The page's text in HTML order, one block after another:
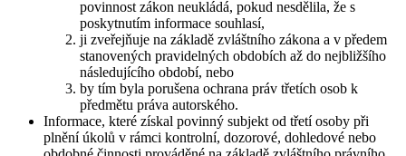
povinnost zákon neukládá, pokud nesdělila, že s
poskytnutím informace souhlasí,
ji zveřejňuje na základě zvláštního zákona a v předem
stanovených pravidelných obdobích až do nejbližšího
následujícího období, nebo
by tím byla porušena ochrana práv třetích osob k
předmětu práva autorského.
Informace, které získal povinný subjekt od třetí osoby při
plnění úkolů v rámci kontrolní, dozorové, dohledové nebo